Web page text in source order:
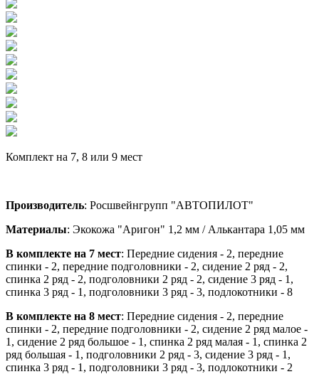
Комплект на 7, 8 или 9 мест
Производитель: Росшвейнгрупп "АВТОПИЛОТ"
Материалы: Экокожа "Аригон" 1,2 мм / Алькантара 1,05 мм
В комплекте на 7 мест: Передние сидения - 2, передние
спинки - 2, передние подголовники - 2, сидение 2 ряд - 2,
спинка 2 ряд - 2, подголовники 2 ряд - 2, сидение 3 ряд - 1,
спинка 3 ряд - 1, подголовники 3 ряд - 3, подлокотники - 8
В комплекте на 8 мест: Передние сидения - 2, передние
спинки - 2, передние подголовники - 2, сидение 2 ряд малое -
1, сидение 2 ряд большое - 1, спинка 2 ряд малая - 1, спинка 2
ряд большая - 1, подголовники 2 ряд - 3, сидение 3 ряд - 1,
спинка 3 ряд - 1, подголовники 3 ряд - 3, подлокотники - 2